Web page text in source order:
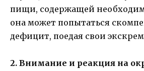
пищи, содержащей
она может попытаться
дефицит, поедая свои
2. Внимание и реакция на